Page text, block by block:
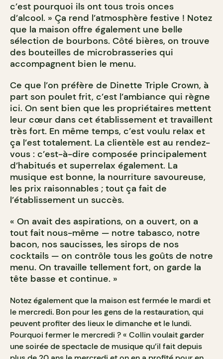
c’est pourquoi ils ont tous trois onces
d’alcool. » Ça rend l’atmosphère festive ! Notez
que la maison offre également une belle
sélection de bourbons. Côté bières, on trouve
des bouteilles de microbrasseries qui
accompagnent bien le menu.
Ce que l’on préfère de Dinette Triple Crown, à
part son poulet frit, c’est l’ambiance qui règne
ici. On sent bien que les propriétaires mettent
leur cœur dans cet établissement et travaillent
très fort. En même temps, c’est voulu relax et
ça l’est totalement. La clientèle est au rendez-
vous : c’est-à-dire composée principalement
d’habitués et superrelax également. La
musique est bonne, la nourriture savoureuse,
les prix raisonnables ; tout ça fait de
l’établissement un succès.
« On avait des aspirations, on a ouvert, on a
tout fait nous-même — notre tabasco, notre
bacon, nos saucisses, les sirops de nos
cocktails — on contrôle tous les goûts de notre
menu. On travaille tellement fort, on garde la
tête basse et continue. »
Notez également que la maison est fermée le mardi et
le mercredi. Bon pour les gens de la restauration, qui
peuvent profiter des lieux le dimanche et le lundi.
Pourquoi fermer le mercredi ? « Collin voulait garder
une soirée de spectacle de musique qu’il fait depuis